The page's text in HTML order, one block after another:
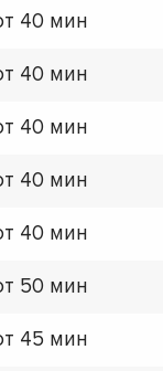
40 мин
40 мин
40 мин
40 мин
40 мин
50 мин
45 мин